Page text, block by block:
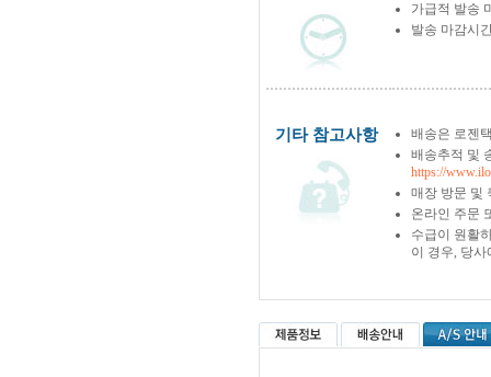
가급적 발송
발송 마감시
기타 참고사항
배송은 로젠
배송추적 및
https://
매장 방문 및
온라인 주문
수급이 원활
이 경우, 당